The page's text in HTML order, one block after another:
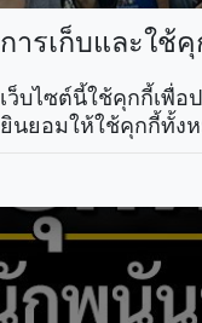
การเก็บและใช้
เว็บไซต์นี้ใช้คุกกี้เพื่อ
ยินยอมให้ใช้คุกกี้ทั้ง